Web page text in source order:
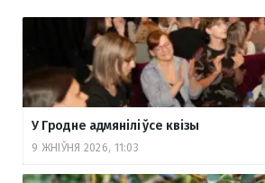
У Гродне адмянілі ўсе квізы
9 ЖНІЎНЯ 2026, 11:03